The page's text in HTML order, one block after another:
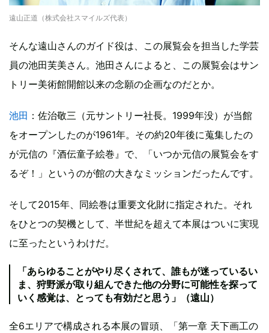
遠山正道（株式会社スマイルズ代表）
そんな遠山さんのガイド役は、この展覧会を担当した学芸
員の池田芙美さん。池田さんによると、この展覧会はサン
トリー美術館開館以来の念願の企画なのだとか。
池田 ：佐治敬三（元サントリー社長。1999年没）が当館
をオープンしたのが1961年。その約20年後に蒐集したの
が元信の『酒伝童子絵巻』で、「いつか元信の展覧会をす
るぞ！」というのが館の大きなミッションだったんです。
そして2015年、同絵巻は重要文化財に指定された。それ
をひとつの契機として、半世紀を超えて本展はついに実現
に至ったというわけだ。
「あらゆることがやり尽くされて、誰もが迷っているい
ま、狩野派が取り組んできた他の分野に可能性を探って
いく感覚は、とっても有効だと思う」（遠山）
全6エリアで構成される本展の冒頭、「第一章 天下画工の